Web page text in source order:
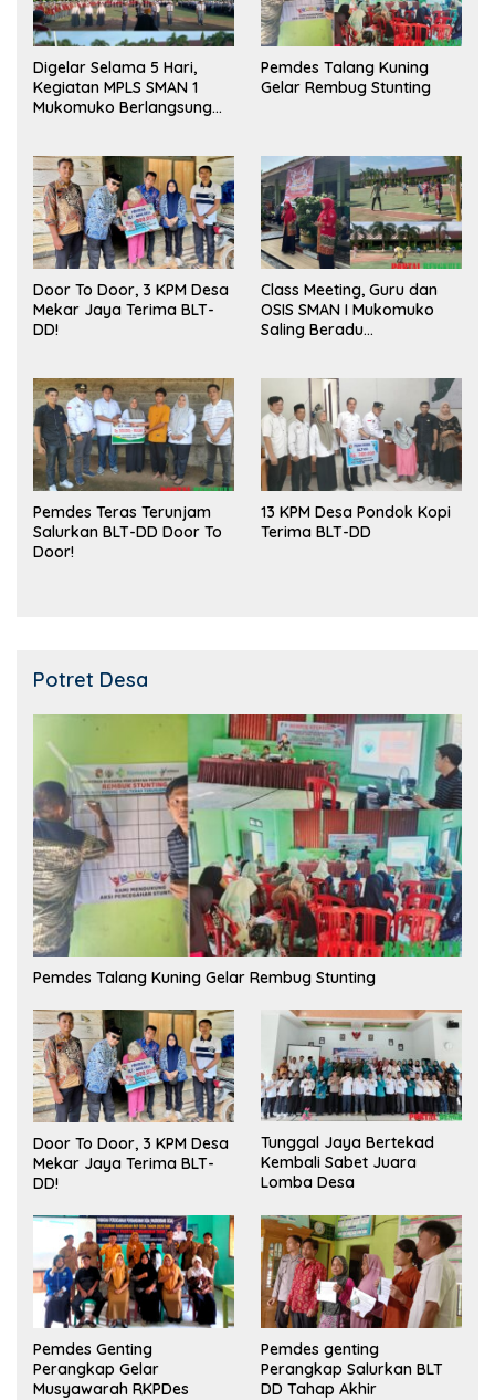
Digelar Selama 5 Hari,
Kegiatan MPLS SMAN 1
Mukomuko Berlangsung
Pemdes Talang Kuning
Gelar Rembug Stunting
Door To Door, 3 KPM Desa
Mekar Jaya Terima BLT-
DD!
Class Meeting, Guru dan
OSIS SMAN I Mukomuko
Saling Beradu
Pemdes Teras Terunjam
Salurkan BLT-DD Door To
Door!
13 KPM Desa Pondok Kopi
Terima BLT-DD
Potret Desa
Pemdes Talang Kuning Gelar Rembug Stunting
Door To Door, 3 KPM Desa
Mekar Jaya Terima BLT-
DD!
Tunggal Jaya Bertekad
Kembali Sabet Juara
Lomba Desa
Pemdes Genting
Perangkap Gelar
Musyawarah RKPDes
Pemdes genting
Perangkap Salurkan BLT
DD Tahap Akhir